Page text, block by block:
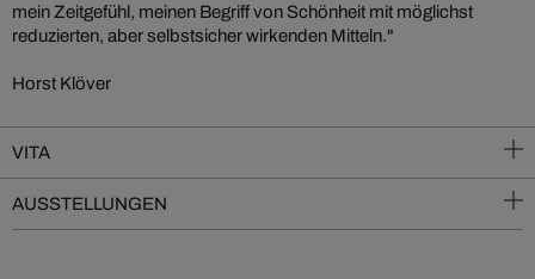
mein Zeitgefühl, meinen Begriff von Schönheit mit möglichst
reduzierten, aber selbstsicher wirkenden Mitteln."
Horst Klöver
VITA
AUSSTELLUNGEN